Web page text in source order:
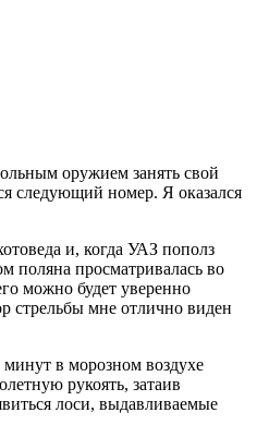
оружием занять свой
следующий номер. Я оказался
и, когда УАЗ пополз
поляна просматривалась во
можно будет уверенно
стрельбы мне отлично виден
в морозном воздухе
рукоять, затаив
лоси, выдавливаемые